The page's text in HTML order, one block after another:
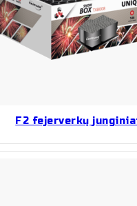
F2 fejerverkų